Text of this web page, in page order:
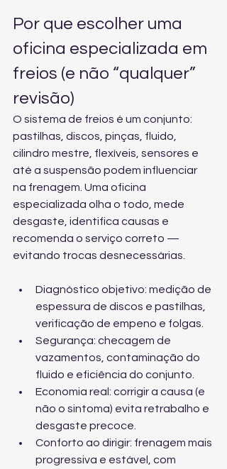
Por que escolher uma
oficina especializada em
freios (e não “qualquer”
revisão)
O sistema de freios é um conjunto:
pastilhas, discos, pinças, fluido,
cilindro mestre, flexíveis, sensores e
até a suspensão podem influenciar
na frenagem. Uma oficina
especializada olha o todo, mede
desgaste, identifica causas e
recomenda o serviço correto —
evitando trocas desnecessárias.
Diagnóstico objetivo: medição de
espessura de discos e pastilhas,
verificação de empeno e folgas.
Segurança: checagem de
vazamentos, contaminação do
fluido e eficiência do conjunto.
Economia real: corrigir a causa (e
não o sintoma) evita retrabalho e
desgaste precoce.
Conforto ao dirigir: frenagem mais
progressiva e estável, com